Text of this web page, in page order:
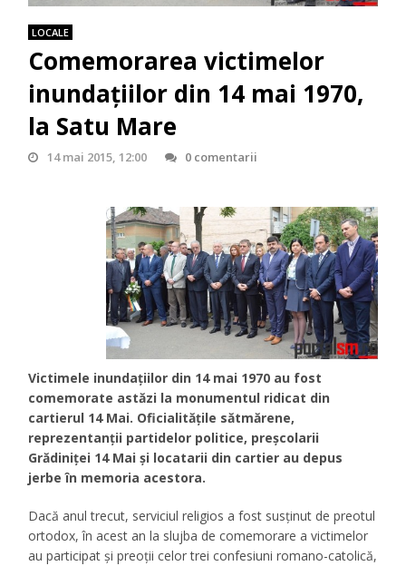
LOCALE
Comemorarea victimelor
inundațiilor din 14 mai 1970,
la Satu Mare
14 mai 2015, 12:00 0 comentarii
Victimele inundațiilor din 14 mai 1970 au fost
comemorate astăzi la monumentul ridicat din
cartierul 14 Mai. Oficialitățile sătmărene,
reprezentanții partidelor politice, preșcolarii
Grădiniței 14 Mai și locatarii din cartier au depus
jerbe în memoria acestora.
Dacă anul trecut, serviciul religios a fost susținut de preotul
ortodox, în acest an la slujba de comemorare a victimelor
au participat și preoții celor trei confesiuni romano-catolică,